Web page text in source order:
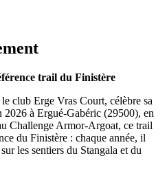
trail du Finistère
club Erge Vras Court, célèbre sa
à Ergué-Gabéric (29500), en
Challenge Armor-Argoat, ce trail
du Finistère : chaque année, il
les sentiers du Stangala et du